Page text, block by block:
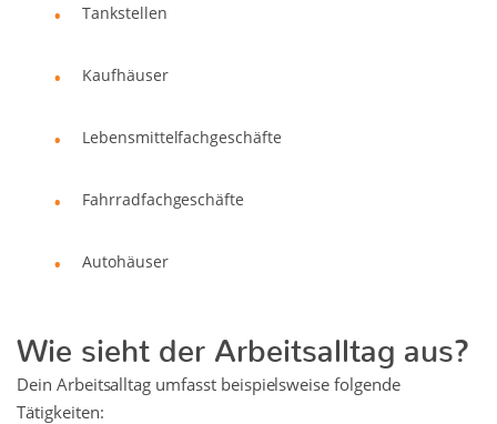
Tankstellen
Kaufhäuser
Lebensmittelfachgeschäfte
Fahrradfachgeschäfte
Autohäuser
Wie sieht der Arbeitsalltag aus?
Dein Arbeitsalltag umfasst beispielsweise folgende
Tätigkeiten: